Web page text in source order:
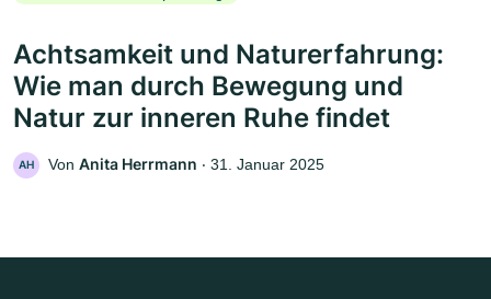
Achtsamkeit und Naturerfahrung:
Wie man durch Bewegung und
Natur zur inneren Ruhe findet
AH Von Anita Herrmann ‧ 31. Januar 2025